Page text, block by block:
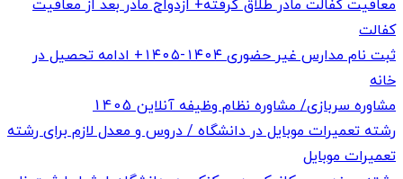
کفالت
ثبت نام مدارس غیر حضوری ۱۴۰۴-۱۴۰۵+ ادامه تحصیل در
خانه
مشاوره سربازی/ مشاوره نظام وظیفه آنلاین 1405
رشته تعمیرات موبایل در دانشگاه / دروس و معدل لازم برای رشته
تعمیرات موبایل